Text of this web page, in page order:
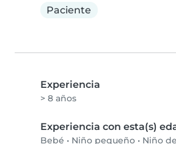
Paciente
Experiencia
> 8 años
Experiencia con esta(s)
Bebé • Niño pequeño • Niño